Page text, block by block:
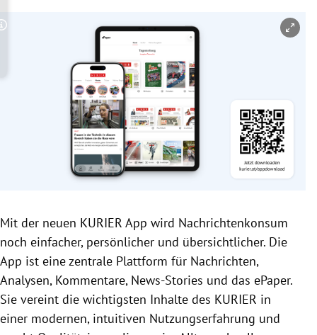
Untermenü
Untermenü
Untermenü
Copyright-Hinweis öffnen/schließen
Mit der neuen KURIER App wird Nachrichtenkonsum
noch einfacher, persönlicher und übersichtlicher. Die
App ist eine zentrale Plattform für Nachrichten,
Analysen, Kommentare, News-Stories und das ePaper.
Sie vereint die wichtigsten Inhalte des KURIER in
einer modernen, intuitiven Nutzungserfahrung und